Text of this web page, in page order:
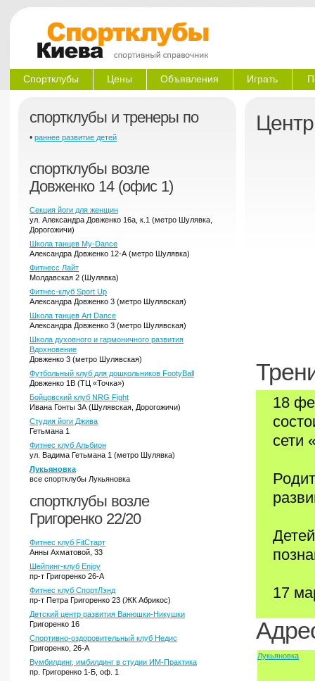
Спортклубы Цены Объявления Играть
спортклубы и тренеры по
• раннее развитие детей
спортклубы возле
Довженко 14 (офис 1)
Секция йоги для женщин
ул. Александра Довженко 16а, к.1 (метро Шулявка,
Дорогожичи)
Школа танцев My-Dance
Александра Довженко 12-А (метро Шулявка)
Фитнесс Лайт
Молдавская 2 (Шулявка)
Фитнес-клуб Sport Up
Александра Довженко 3 (метро Шулявская)
Школа танцев Art Dance
Александра Довженко 3 (метро Шулявская)
Школа духовного и гармоничного развития
Вдохновение
Довженко 3 (метро Шулявская)
Футбольный клуб для дошкольников FootyBall
Довженко 1В (ТЦ «Точка»)
Бойцовский клуб NRG Fight
Ивана Гонты 3А (Шулявская, Дорогожичи)
Студия йоги Джива
Гетьмана 1
Фитнес клуб Альбион
ул. Вадима Гетьмана 1 (метро Шулявка)
Лукьяновка
все спортклубы Лукьяновка
спортклубы возле
Григоренко 22/20
Фитнес клуб FitСтарт
Анны Ахматовой, 33
Шейпинг-клуб Enjoy
пр-т Григоренко 26-А
Фитнес клуб СпортЛэнд
пр-т Петра Григоренко 23 (ЖК Абрикос)
Детский центр развития Ванюшки-Никушки
Григоренко 16
Спортивно-оздоровительный клуб Недис
Григоренко, 26-А
Вумбилдинг, имбилдинг в студии ИМ-Практика
пр. Григоренко 1-Б, оф. 1
18
сети
17
Лукьяновка